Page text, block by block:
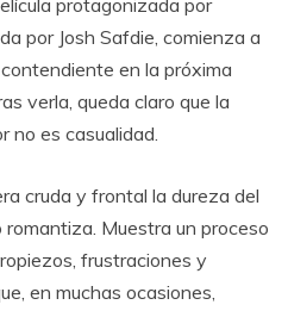
protagonizada por
por Josh Safdie, comienza a
en la próxima
verla, queda claro que la
no es casualidad.
cruda y frontal la dureza del
Muestra un proceso
frustraciones y
en muchas ocasiones,